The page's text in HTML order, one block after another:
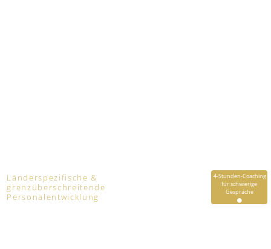
Länderspezifische &
grenzüberschreitende
Personalentwicklung
4-Stunden-Coaching
für schwierige
Gespräche